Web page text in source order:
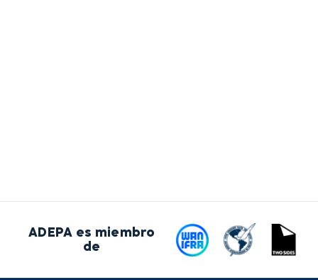
ADEPA es miembro
de